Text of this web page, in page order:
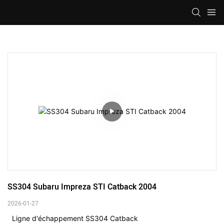
SS304 Subaru Impreza STI Catback 2004
2026-01-27
Ligne d'échappement SS304 Catback